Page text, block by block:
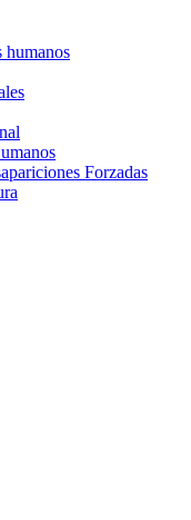
humanos
Forzadas